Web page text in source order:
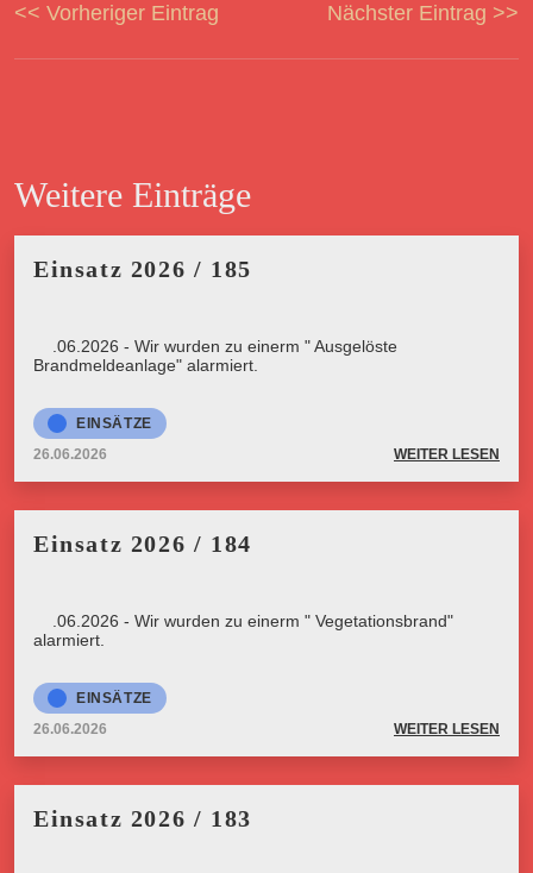
<< Vorheriger Eintrag Nächster Eintrag >>
Weitere Einträge
Einsatz 2026 / 185
26.06.2026 - Wir wurden zu einerm " Ausgelöste
Brandmeldeanlage" alarmiert.
EINSÄTZE
26.06.2026
WEITER LESEN
Einsatz 2026 / 184
26.06.2026 - Wir wurden zu einerm " Vegetationsbrand"
alarmiert.
EINSÄTZE
26.06.2026
WEITER LESEN
Einsatz 2026 / 183